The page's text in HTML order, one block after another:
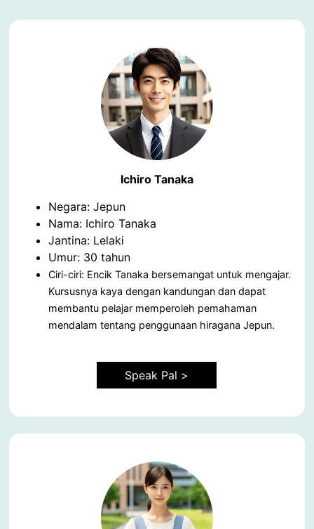
Ichiro Tanaka
Negara: Jepun
Nama: Ichiro Tanaka
Jantina: Lelaki
Umur: 30 tahun
Ciri-ciri: Encik Tanaka bersemangat untuk mengajar.
Kursusnya kaya dengan kandungan dan dapat
membantu pelajar memperoleh pemahaman
mendalam tentang penggunaan hiragana Jepun.
Speak Pal >